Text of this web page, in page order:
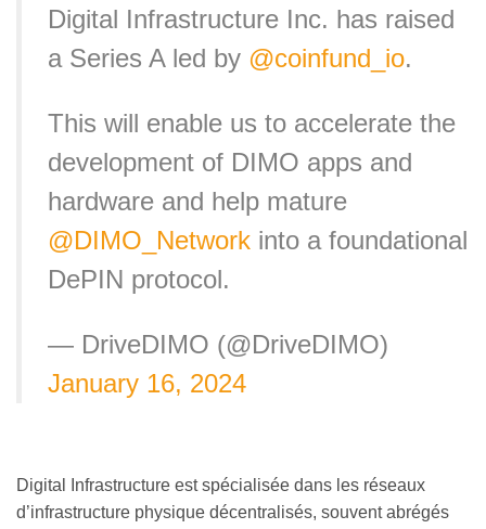
Digital Infrastructure Inc. has raised
a Series A led by @coinfund_io.
This will enable us to accelerate the
development of DIMO apps and
hardware and help mature
@DIMO_Network into a foundational
DePIN protocol.
— DriveDIMO (@DriveDIMO)
January 16, 2024
Digital Infrastructure est spécialisée dans les réseaux
d’infrastructure physique décentralisés, souvent abrégés